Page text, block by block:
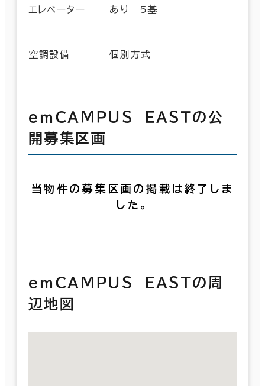
エレベーター あり 5基
空調設備 個別方式
ｅｍＣＡＭＰＵＳ ＥＡＳＴの公
開募集区画
当物件の募集区画の掲載は終了しま
した。
ｅｍＣＡＭＰＵＳ ＥＡＳＴの周
辺地図